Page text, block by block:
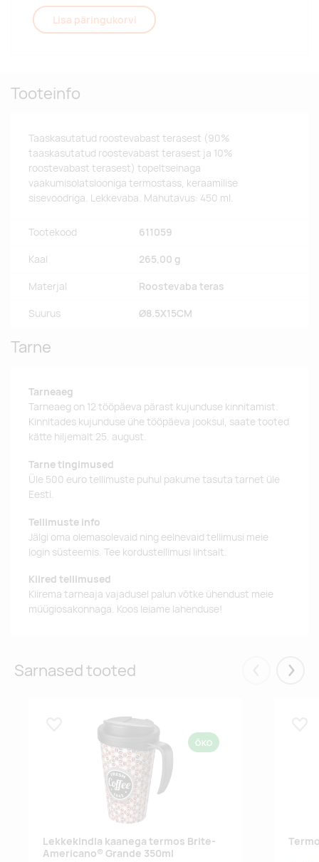
Lisa päringukorvi
Tooteinfo
Taaskasutatud roostevabast terasest (90%
taaskasutatud roostevabast terasest ja 10%
roostevabast terasest) topeltseinaga
vaakumisolatsiooniga termostass, keraamilise
sisevoodriga. Lekkevaba. Mahutavus: 450 ml.
Tootekood 611059
Kaal 265,00 g
Materjal Roostevaba teras
Suurus Ø8.5X15CM
Tarne
Tarneaeg
Tarneaeg on 12 tööpäeva pärast kujunduse kinnitamist.
Kinnitades kujunduse ühe tööpäeva jooksul, saate tooted
kätte hiljemalt 25. august.
Tarne tingimused
Üle 500 euro tellimuste puhul pakume tasuta tarnet üle
Eesti.
Tellimuste info
Jälgi oma olemasolevaid ning eelnevaid tellimusi meie
login süsteemis. Tee kordustellimusi lihtsalt.
Kiired tellimused
Kiirema tarneaja vajadusel palun võtke ühendust meie
müügiosakonnaga. Koos leiame lahenduse!
Sarnased tooted Eelmised
Lisa lemmikuks
ÖKO
Lekkekindla kaanega termos Brite-
Americano® Grande 350ml